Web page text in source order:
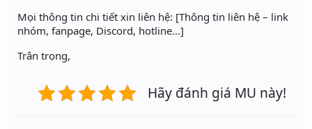
Mọi thông tin chi tiết xin liên hệ: [Thông tin liên hệ – link
nhóm, fanpage, Discord, hotline...]
Trân trọng,
Hãy đánh giá MU này!